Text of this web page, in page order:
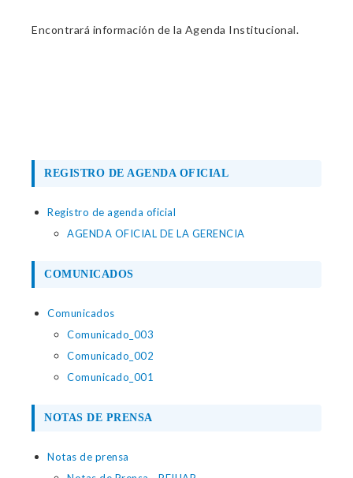
Encontrará información de la Agenda Institucional.
REGISTRO DE AGENDA OFICIAL
Registro de agenda oficial
AGENDA OFICIAL DE LA GERENCIA
COMUNICADOS
Comunicados
Comunicado_003
Comunicado_002
Comunicado_001
NOTAS DE PRENSA
Notas de prensa